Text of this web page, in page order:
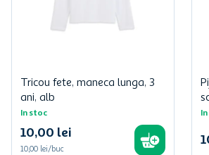
Tricou fete, maneca lunga, 3
ani, alb
In stoc
10,00 lei
10,00 lei/buc